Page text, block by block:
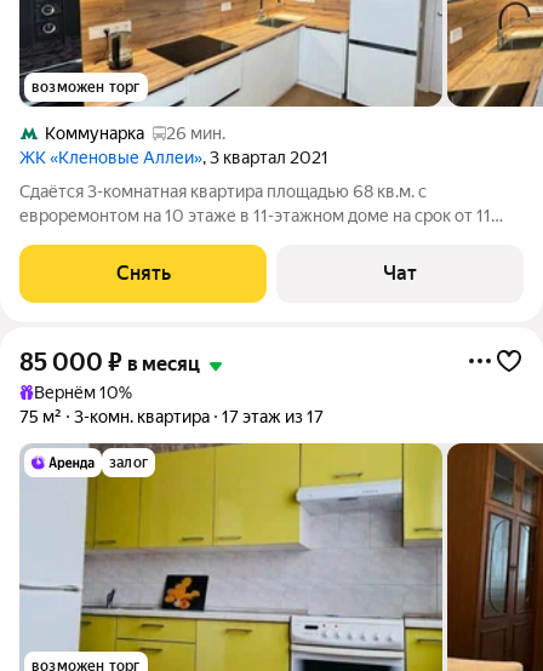
возможен торг
Коммунарка
26 мин.
ЖК «Кленовые Аллеи», 3 квартал 2021
Сдаётся 3-комнатная квартира площадью 68 кв.м. с
евроремонтом на 10 этаже в 11-этажном доме на срок от 11
Холодильник Посудомоечная машина Бойлер Микроволновка
Дом - монолитный, окна
Снять Чат
85 000 ₽ в месяц
Вернём 10%
75 м²
3-комн. квартира 17 этаж из 17
залог
возможен торг